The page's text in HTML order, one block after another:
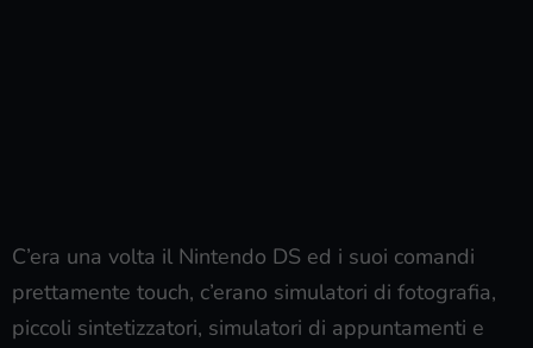
C’era una volta il Nintendo DS ed i suoi comandi
prettamente touch, c’erano simulatori di fotografia,
piccoli sintetizzatori, simulatori di appuntamenti e